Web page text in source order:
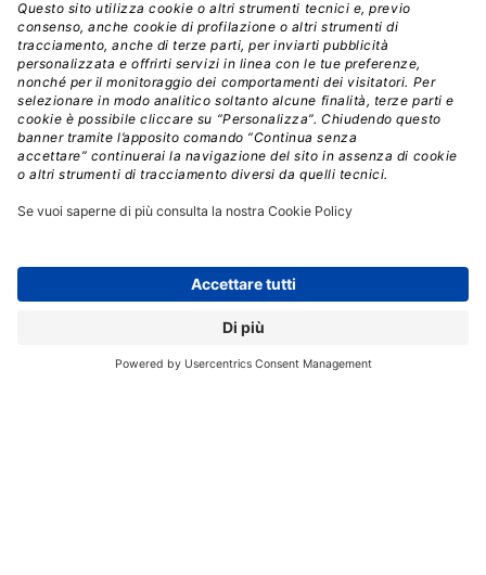
“Abbiamo scoperto che la maggior parte degli
intervistati ha adottato alcune misure per integrare i
processi di business in parti specifiche delle proprie
organizzazioni, ma dev’essere ancora fatto un lavoro di
integrazione per coprire tutta l’azienda”ha affermato
Edward Cone, Editorial Director di Oxford Economics.
“Fare questo passo verso la completa interconnettività
rispondere alle sfide in rapida evoluzione e a essere
pronti ad assicurare crescita e sviluppo alla propria